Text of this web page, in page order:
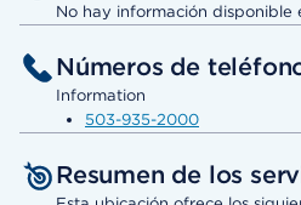
No hay información disponible
Números de
Information
503-935-2000
Resumen de los